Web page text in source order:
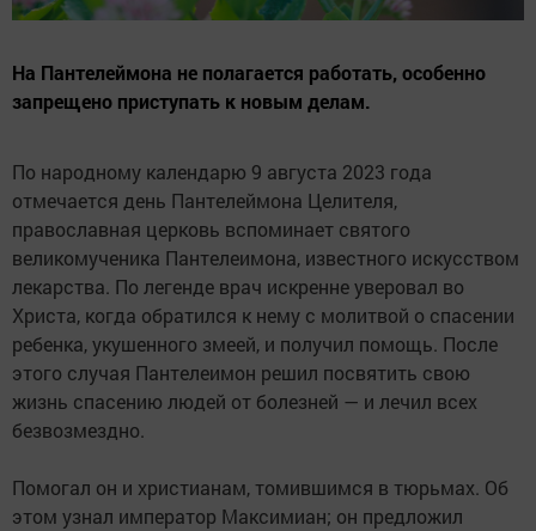
На Пантелеймона не полагается работать, особенно
запрещено приступать к новым делам.
По народному календарю 9 августа 2023 года
отмечается день Пантелеймона Целителя,
православная церковь вспоминает святого
великомученика Пантелеимона, известного искусством
лекарства. По легенде врач искренне уверовал во
Христа, когда обратился к нему с молитвой о спасении
ребенка, укушенного змеей, и получил помощь. После
этого случая Пантелеимон решил посвятить свою
жизнь спасению людей от болезней — и лечил всех
безвозмездно.
Помогал он и христианам, томившимся в тюрьмах. Об
этом узнал император Максимиан; он предложил